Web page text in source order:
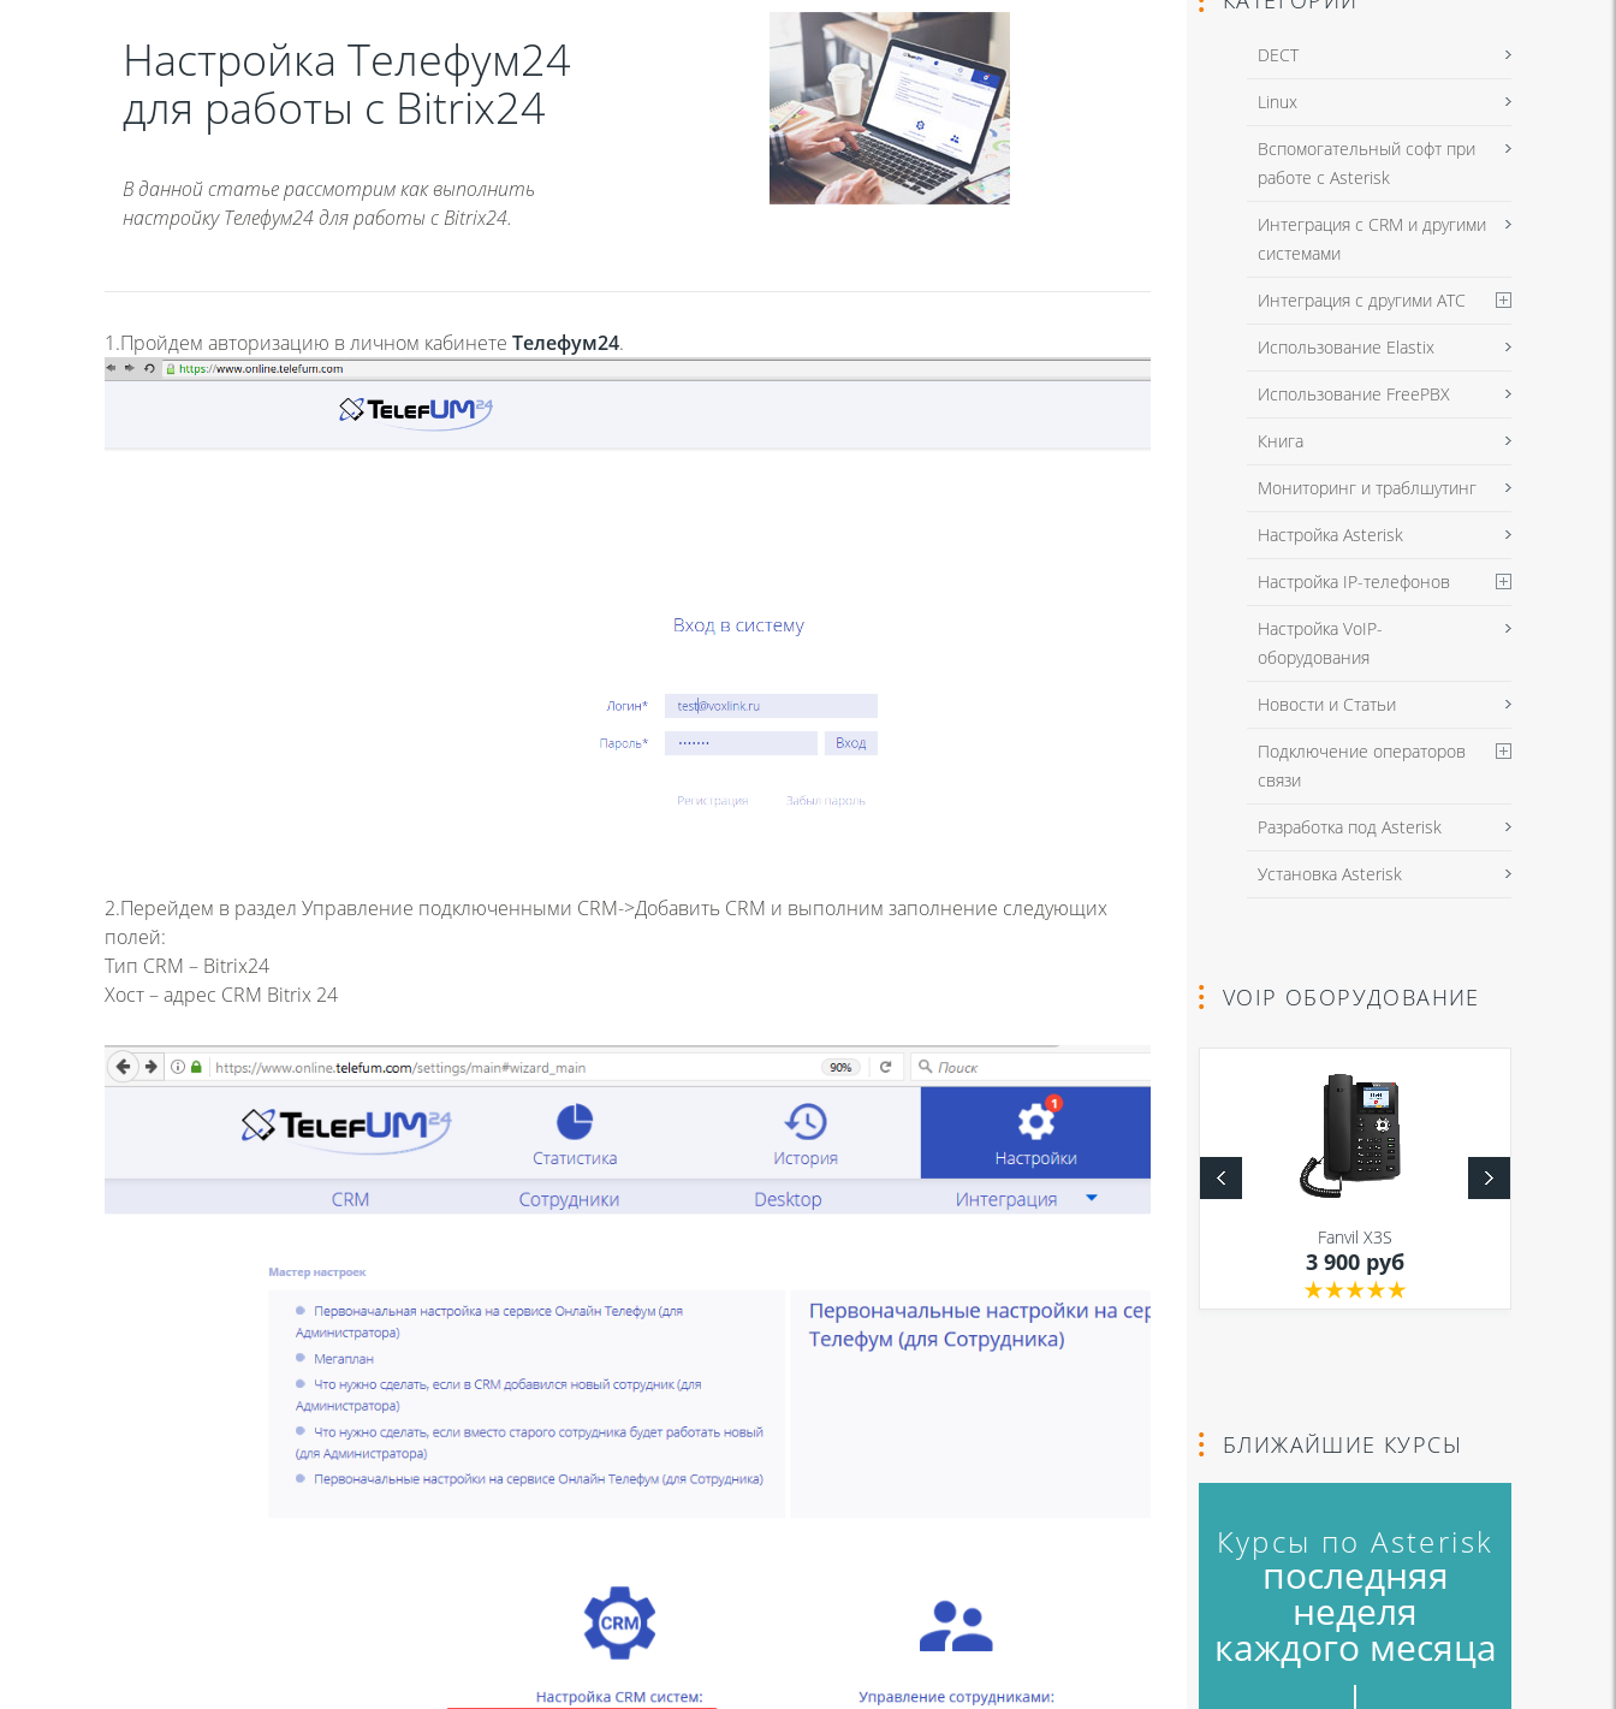
Настройка Телефум24
для работы с Bitrix24
В данной статье рассмотрим как выполнить
настройку Телефум24 для работы с Bitrix24.
1.Пройдем авторизацию в личном кабинете Телефум24.
2.Перейдем в раздел Управление подключенными CRM->Добавить CRM и выполним заполнение следующих
полей:
Тип CRM – Bitrix24
Хост – адрес CRM Bitrix 24
DECT
Linux
Вспомогательный софт при
работе с Asterisk
Интеграция с CRM и другими
системами
Интеграция с другими АТС
Использование Elastix
Использование FreePBX
Книга
Мониторинг и траблшутинг
Настройка Asterisk
Настройка IP-телефонов
Настройка VoIP-
оборудования
Новости и Статьи
Подключение операторов
связи
Разработка под Asterisk
Установка Asterisk
VOIP ОБОРУДОВАНИЕ
Fanvil X3S
Fanvil X3S
3 900 руб
БЛИЖАЙШИЕ КУРСЫ
Курсы по Asterisk
последняя
неделя
каждого месяца